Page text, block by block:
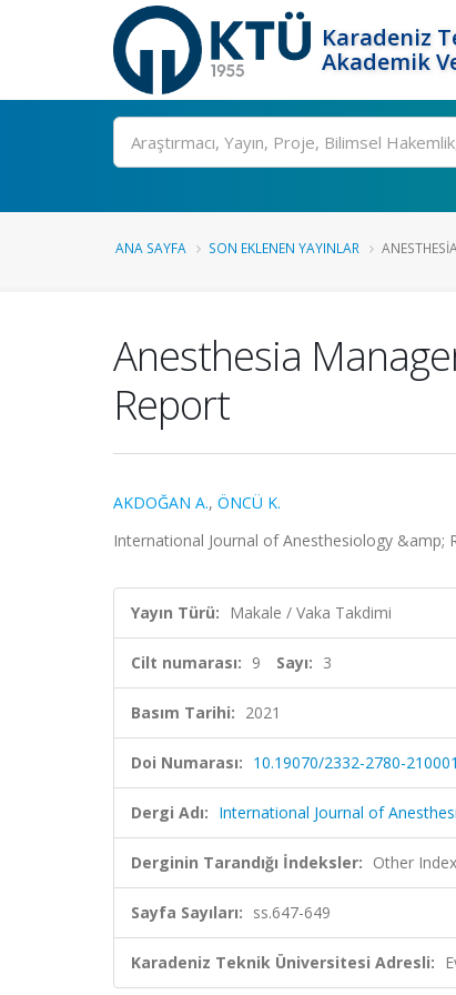
Karadeniz
Akademik
Ara
ANA SAYFA SON EKLENEN YAYINLAR
Anesthesia
Report
AKDOĞAN A., ÖNCÜ K.
International Journal of Anesthesiology &amp;
Yayın Türü: Makale / Vaka Takdimi
Cilt numarası: 9 Sayı: 3
Basım Tarihi: 2021
Doi Numarası: 10.19070/2332-2780-
Dergi Adı: International Journal of
Derginin Tarandığı İndeksler: Other
Sayfa Sayıları: ss.647-649
Karadeniz Teknik Üniversitesi Adresli: